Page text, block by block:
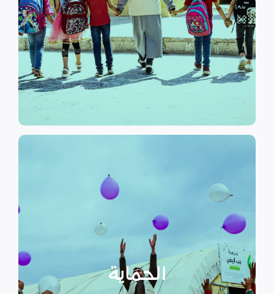
التعليم
نهدف إلى توفير مناهج التعليم غير
الرسمي وبرامج التوعية التي
تستهدف الناشئين والأطفال مما
الحماية
الحماية
الأسر المهمشة والتي ترأسها إناث
عبر تعزيز المساعدة الإنسانية التي
تراعي الأمور الخاصة بالنوع
الاجتماعي “الجنساني” مع التركيز